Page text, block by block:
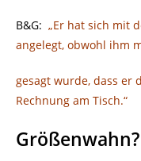
B&G: „Er hat sich mit
angelegt, obwohl ihm
gesagt wurde, dass er
Rechnung am Tisch.“
Größenwahn?